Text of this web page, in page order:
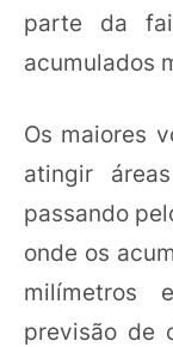
parte da
acumulados
Os maiores
atingir
passando
onde os
milímetros
previsão de